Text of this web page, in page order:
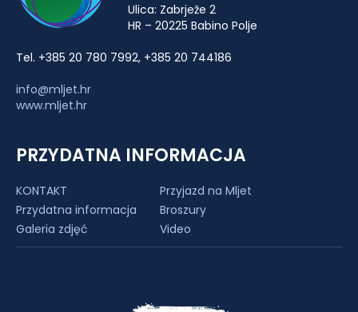
Ulica: Zabrježe 2
HR – 20225 Babino Polje
Tel. +385 20 780 7992, +385 20 744186
info@mljet.hr
www.mljet.hr
PRZYDATNA INFORMACJA
KONTAKT
Przyjazd na Mljet
Przydatna informacja
Broszury
Galeria zdjęć
Video